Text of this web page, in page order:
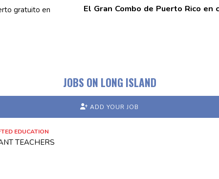
El Gran Combo de Puerto Rico
JOBS ON LONG ISLAND
ADD YOUR JOB
EDUCATION
TEACHERS